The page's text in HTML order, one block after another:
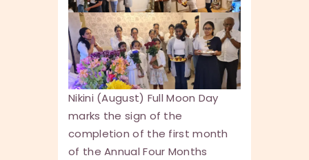
Nikini (August) Full Moon Day
marks the sign of the
completion of the first month
of the Annual Four Months